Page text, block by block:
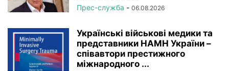
Прес-служба - 06.08.2026
Українські військові медики та
представники НАМН України –
співавтори престижного
міжнародного ...